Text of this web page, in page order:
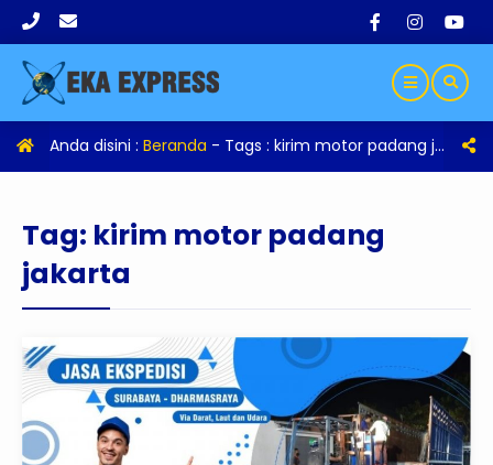
Anda disini : Beranda - Tags : kirim motor padang jakarta
Tag: kirim motor padang
jakarta